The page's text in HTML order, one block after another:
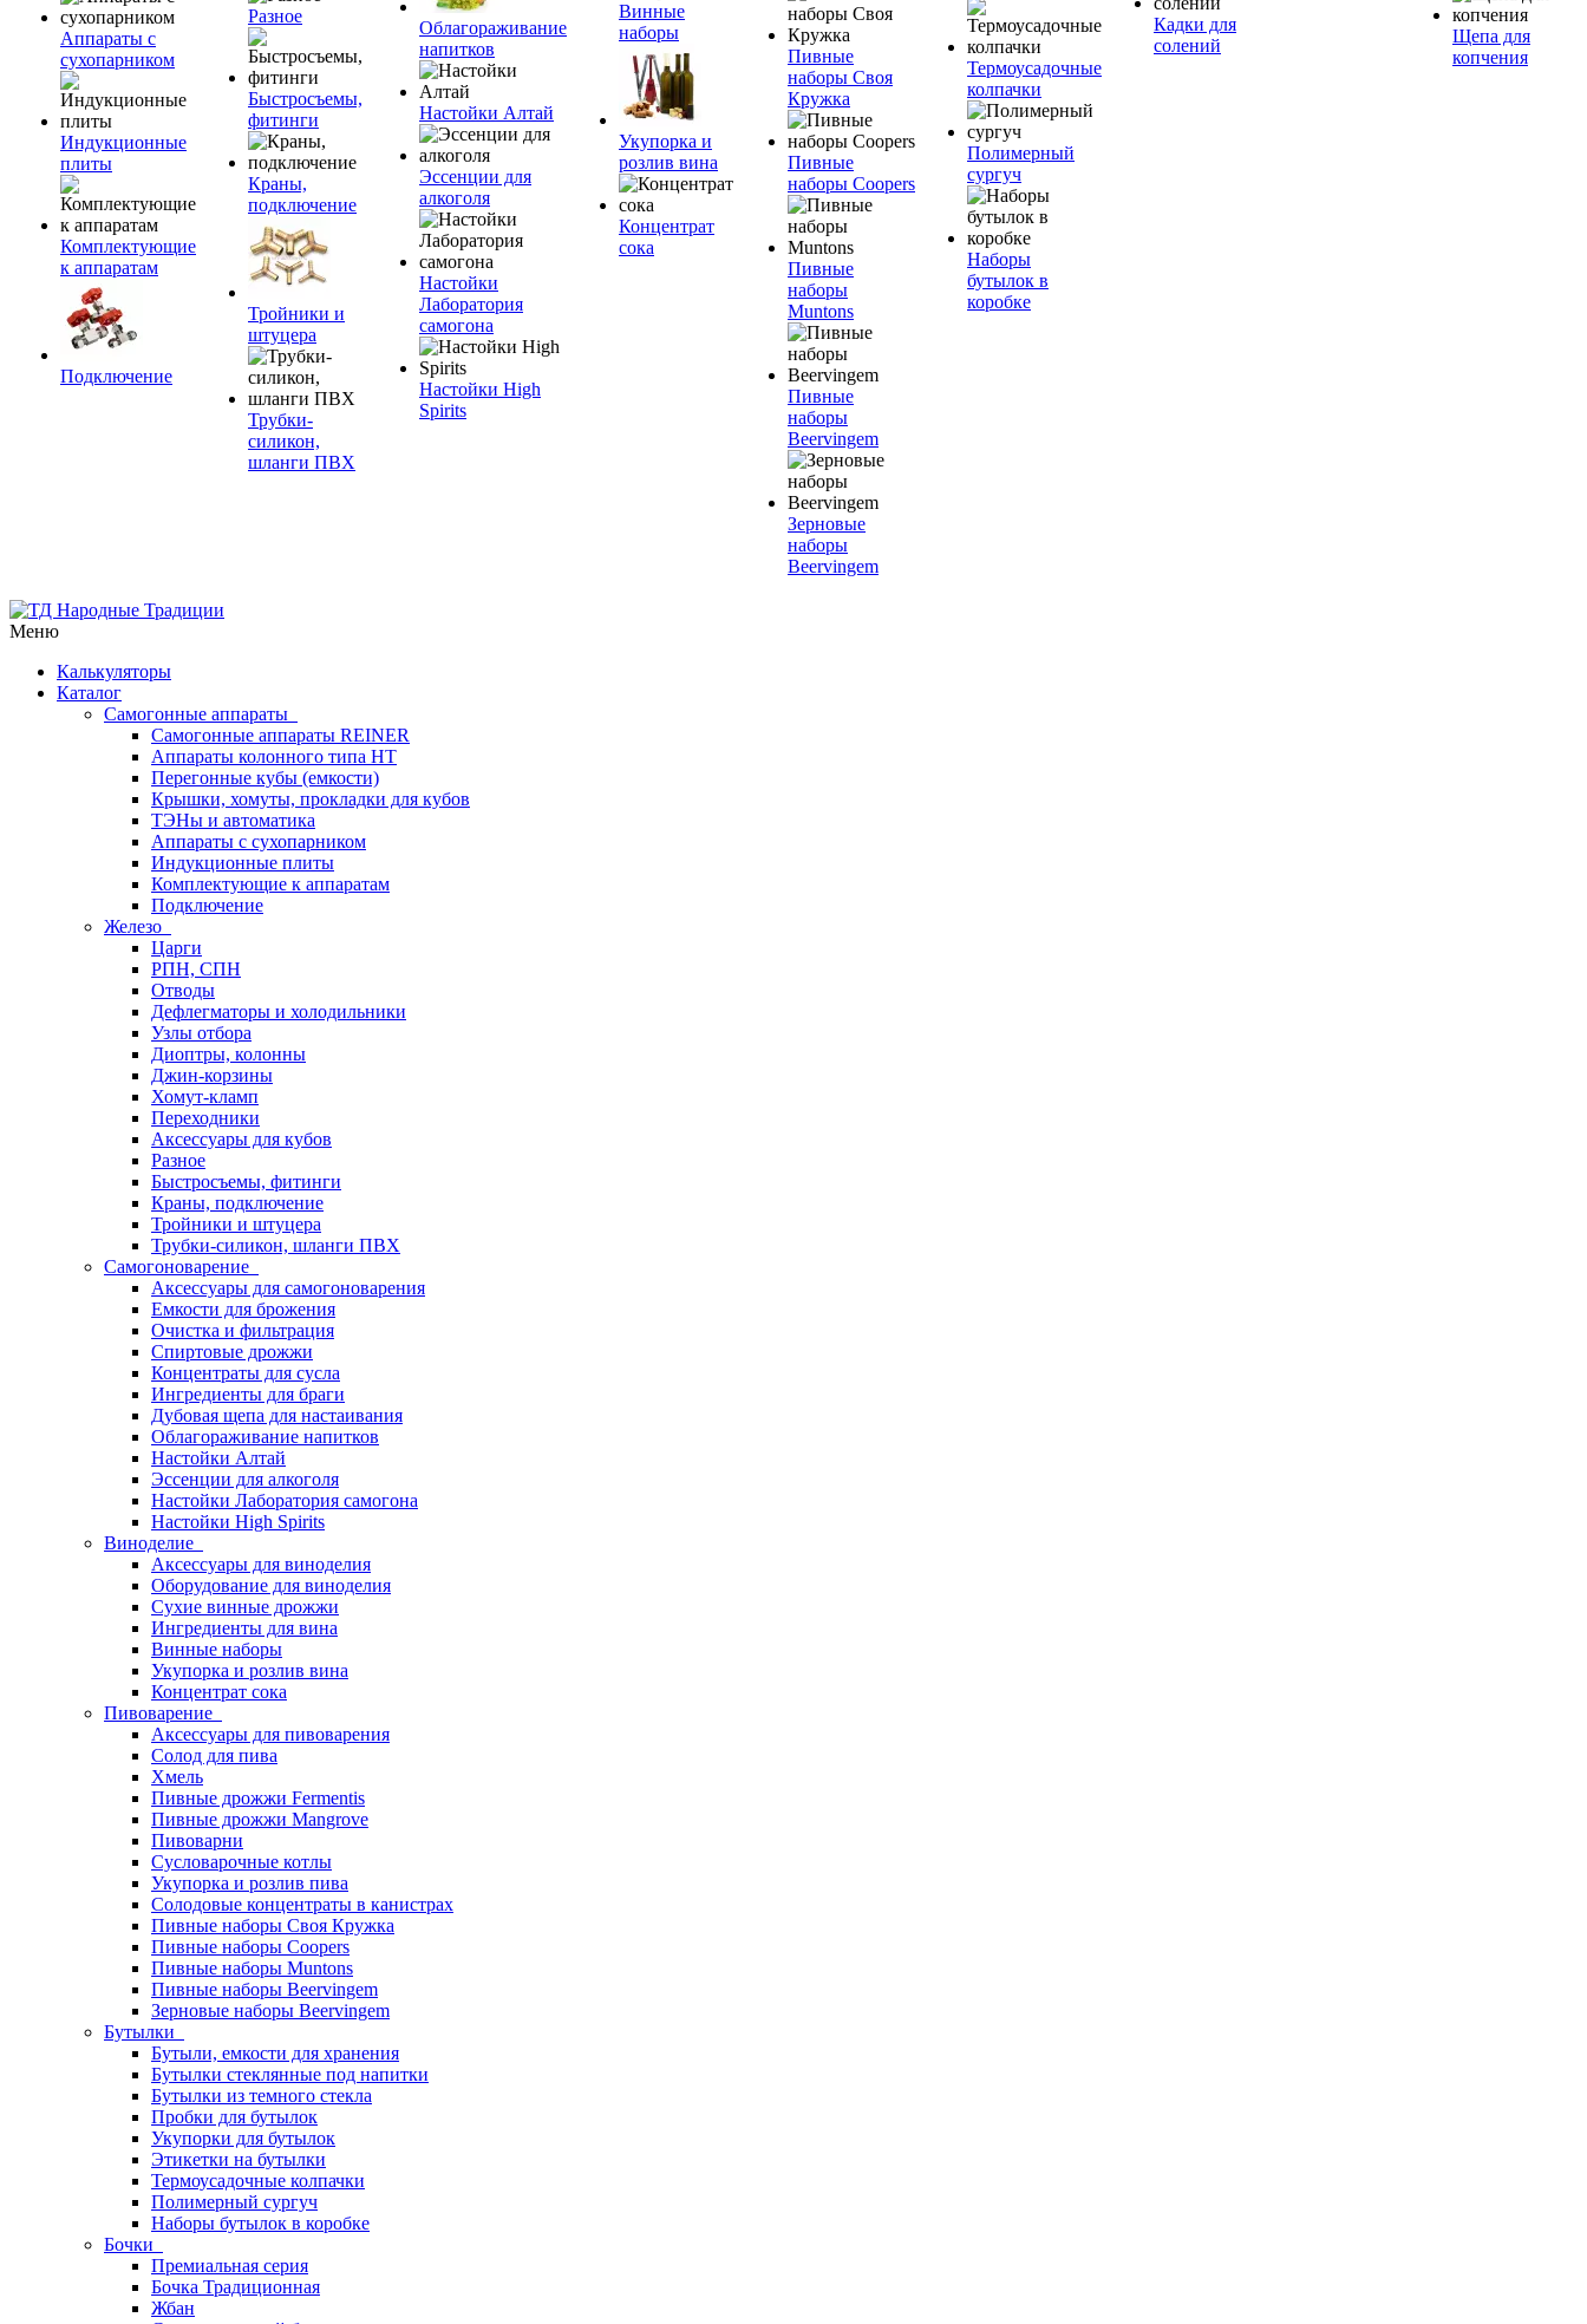
Аппараты с
сухопарником
Индукционные
плиты
Комплектующие
к аппаратам
Подключение
Разное
Быстросъемы,
фитинги
Краны,
подключение
Тройники и
штуцера
Трубки-
силикон,
шланги ПВХ
Облагораживание
напитков
Настойки Алтай
Эссенции для
алкоголя
Настойки
Лаборатория
самогона
Настойки High
Spirits
Винные
наборы
Укупорка и
розлив вина
Концентрат
сока
Пивные
наборы Своя
Кружка
Пивные
наборы Coopers
Пивные
наборы
Muntons
Пивные
наборы
Beervingem
Зерновые
наборы
Beervingem
Термоусадочные
колпачки
Полимерный
сургуч
Наборы
бутылок в
коробке
Кадки для
солений
Щепа для
копчения
Меню
Калькуляторы
Каталог
Самогонные аппараты
Самогонные аппараты REINER
Аппараты колонного типа НТ
Перегонные кубы (емкости)
Крышки, хомуты, прокладки для кубов
ТЭНы и автоматика
Аппараты с сухопарником
Индукционные плиты
Комплектующие к аппаратам
Подключение
Железо
Царги
РПН, СПН
Отводы
Дефлегматоры и холодильники
Узлы отбора
Диоптры, колонны
Джин-корзины
Хомут-кламп
Переходники
Аксессуары для кубов
Разное
Быстросъемы, фитинги
Краны, подключение
Тройники и штуцера
Трубки-силикон, шланги ПВХ
Самогоноварение
Аксессуары для самогоноварения
Емкости для брожения
Очистка и фильтрация
Спиртовые дрожжи
Концентраты для сусла
Ингредиенты для браги
Дубовая щепа для настаивания
Облагораживание напитков
Настойки Алтай
Эссенции для алкоголя
Настойки Лаборатория самогона
Настойки High Spirits
Виноделие
Аксессуары для виноделия
Оборудование для виноделия
Сухие винные дрожжи
Ингредиенты для вина
Винные наборы
Укупорка и розлив вина
Концентрат сока
Пивоварение
Аксессуары для пивоварения
Солод для пива
Хмель
Пивные дрожжи Fermentis
Пивные дрожжи Mangrove
Пивоварни
Сусловарочные котлы
Укупорка и розлив пива
Солодовые концентраты в канистрах
Пивные наборы Своя Кружка
Пивные наборы Coopers
Пивные наборы Muntons
Пивные наборы Beervingem
Зерновые наборы Beervingem
Бутылки
Бутыли, емкости для хранения
Бутылки стеклянные под напитки
Бутылки из темного стекла
Пробки для бутылок
Укупорки для бутылок
Этикетки на бутылки
Термоусадочные колпачки
Полимерный сургуч
Наборы бутылок в коробке
Бочки
Премиальная серия
Бочка Традиционная
Жбан